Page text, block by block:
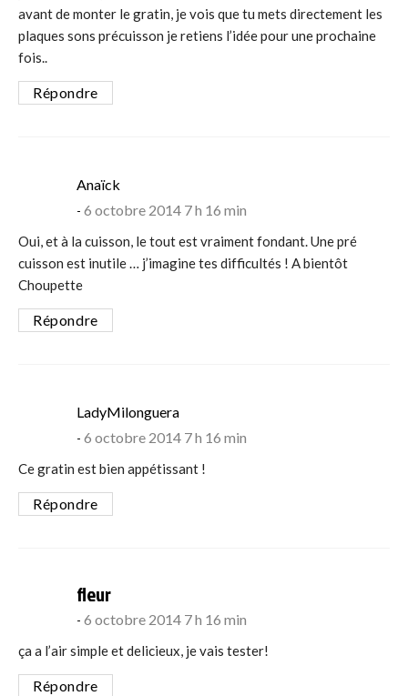
avant de monter le gratin, je vois que tu mets directement les
plaques sons précuisson je retiens l’idée pour une prochaine
fois..
Répondre
Anaïck
6 octobre 2014 7 h 16 min
Oui, et à la cuisson, le tout est vraiment fondant. Une pré
cuisson est inutile … j’imagine tes difficultés ! A bientôt
Choupette
Répondre
LadyMilonguerasays:
6 octobre 2014 7 h 16 min
Ce gratin est bien appétissant !
Répondre
fleursays:
6 octobre 2014 7 h 16 min
ça a l’air simple et delicieux, je vais tester!
Répondre